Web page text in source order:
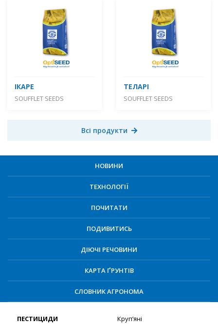
ІКАРЕ
SOUFFLET SEEDS
ТЕЛАРІ
SOUFFLET SEEDS
Всі продукти
НОВИНИ
ТЕХНОЛОГІЇ
ПОЧИТАТИ
ПОДИВИТИСЬ
ДІЮЧІ РЕЧОВИНИ
КАРТА ҐРУНТІВ
СЛОВНИК АГРОНОМА
ПЕСТИЦИДИ Круп’яні